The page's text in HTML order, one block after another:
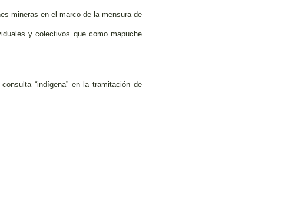
mineras en el marco de la mensura de
y colectivos que como mapuche
“indígena” en la tramitación de